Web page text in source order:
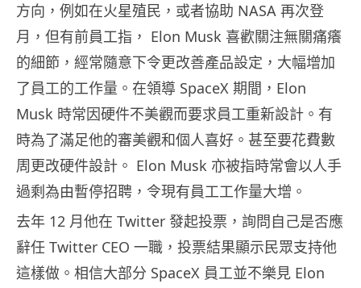
方向，例如在火星殖民，或者協助 NASA 再次登
月，但有前員工指， Elon Musk 喜歡關注無關痛癢
的細節，經常隨意下令更改善產品設定，大幅增加
了員工的工作量。在領導 SpaceX 期間，Elon
Musk 時常因硬件不美觀而要求員工重新設計。有
時為了滿足他的審美觀和個人喜好。甚至要花費數
周更改硬件設計。 Elon Musk 亦被指時常會以人手
過剩為由暫停招聘，令現有員工工作量大增。
去年 12 月他在 Twitter 發起投票，詢問自己是否應
辭任 Twitter CEO 一職，投票結果顯示民眾支持他
這樣做。相信大部分 SpaceX 員工並不樂見 Elon